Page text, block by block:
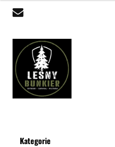
Kategorie